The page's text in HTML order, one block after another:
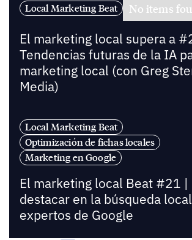
Local Marketing Beat No items
El marketing local supera a
Tendencias futuras de la IA
marketing local (con Greg
Media)
Local Marketing Beat
Optimización de fichas locales
Marketing en Google
El marketing local Beat #21 |
destacar en la búsqueda
expertos de Google